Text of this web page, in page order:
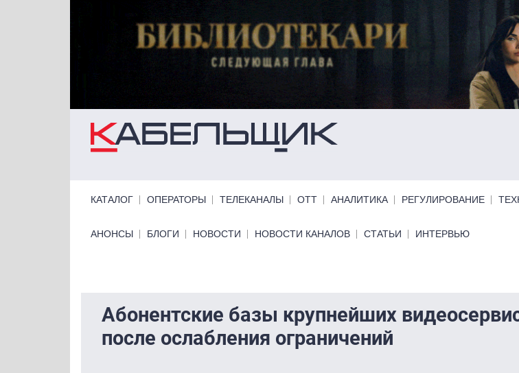
КАТАЛОГ ОПЕРАТОРЫ ТЕЛЕКАНАЛЫ ОТТ АНАЛИТИКА РЕГУЛИРОВАНИЕ
Primary links bottom
АНОНСЫ БЛОГИ НОВОСТИ НОВОСТИ КАНАЛОВ СТАТЬИ ИНТЕРВЬЮ
Абонентские базы крупнейших
после ослабления ограничений